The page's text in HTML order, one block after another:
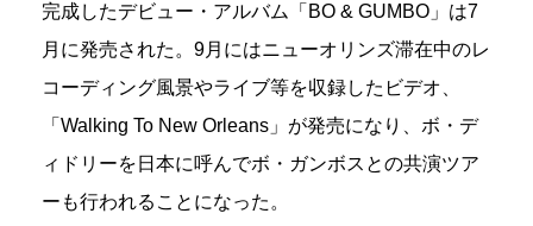
完成したデビュー・アルバム「BO & GUMBO」は7
月に発売された。9月にはニューオリンズ滞在中のレ
コーディング風景やライブ等を収録したビデオ、
「Walking To New Orleans」が発売になり、ボ・デ
ィドリーを日本に呼んでボ・ガンボスとの共演ツア
ーも行われることになった。